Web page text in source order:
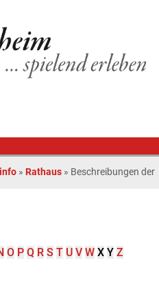
» Rathaus » Beschreibungen der
O P Q R S T U V W X Y Z